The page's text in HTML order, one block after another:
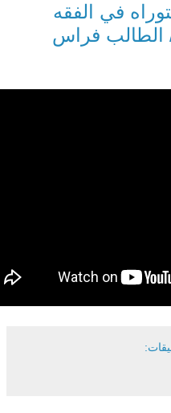
في الفقه
الطالب فراس